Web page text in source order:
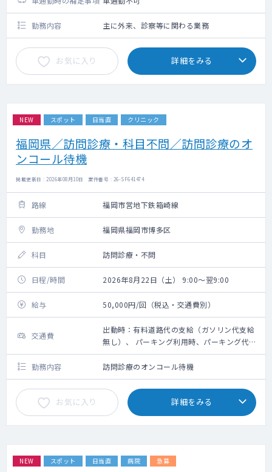
勤務内容 主に外来、診察等に関わる業務
お気に入り 詳細をみる
NEW スポット 日当直 クリニック
福岡県／訪問診療・科目不問／訪問診療のオ
ンコール待機
掲載更新日 : 2026年08月10日 案件番号 : 26-SF641474
路線 福岡市営地下鉄箱崎線
勤務地 福岡県福岡市博多区
科目 訪問診療・不問
日程/時間 2026年8月22日（土） 9:00～翌9:00
給与 50,000円/回（税込・交通費別）
交通費
出動時：有料道路代の支給（ガソリン代支給
無し）、 パーキング利用時、パーキング代は
その場で看護師が清算します
勤務内容
訪問診療のオンコール待機
お気に入り 詳細をみる
NEW スポット 日当直 病院 急募